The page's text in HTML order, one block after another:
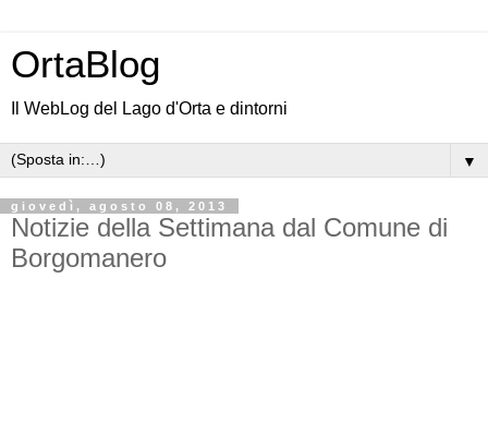
OrtaBlog
Il WebLog del Lago d'Orta e dintorni
▼
giovedì, agosto 08, 2013
Notizie della Settimana dal Comune di
Borgomanero